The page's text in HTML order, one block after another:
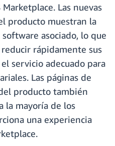
Las nuevas
producto muestran la
asociado, lo que
rápidamente sus
servicio adecuado para
Las páginas de
producto también
la mayoría de los
una experiencia